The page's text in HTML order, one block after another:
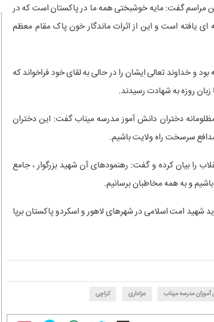
مراسم گفت: مایه خوشبختی همه ما در پاکستان است که در
یافته است و این از اثرات ماندگار خون پاک مقام معظم
و خداوند تعالی ایشان را در حالی به لقای خود فراخواند که
روزه به شهادت رسیدند.
دختران دانش آموز مدرسه میناب گفت: این دختران
مدافع سرسخت راه ولایت باشیم.
را بیان کرده و گفت: رهنمودهای آن شهید بزرگوار ، جامع
و به همه مخاطبان برسانیم.
شهید امت اسلامی در شهرهای لاهور و اسکردو پاکستان برپا
مدرسه میناب عزاداری کراچی